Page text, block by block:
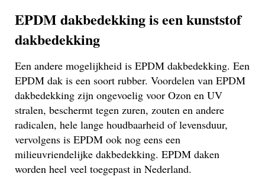
EPDM dakbedekking is een kunststof
dakbedekking
Een andere mogelijkheid is EPDM dakbedekking. Een
EPDM dak is een soort rubber. Voordelen van EPDM
dakbedekking zijn ongevoelig voor Ozon en UV
stralen, beschermt tegen zuren, zouten en andere
radicalen, hele lange houdbaarheid of levensduur,
vervolgens is EPDM ook nog eens een
milieuvriendelijke dakbedekking. EPDM daken
worden heel veel toegepast in Nederland.